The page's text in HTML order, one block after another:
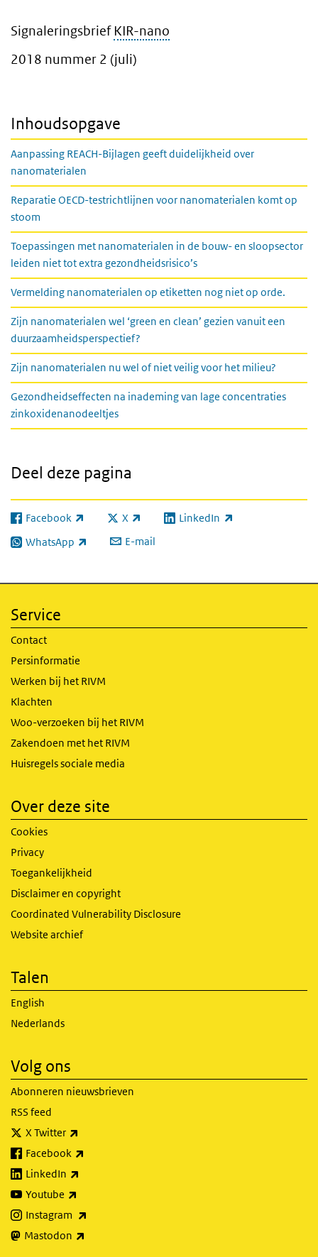
Signaleringsbrief KIR-nano
2018 nummer 2 (juli)
Inhoudsopgave
Aanpassing REACH-Bijlagen geeft duidelijkheid over
nanomaterialen
Reparatie OECD-testrichtlijnen voor nanomaterialen komt op
stoom
Toepassingen met nanomaterialen in de bouw- en sloopsector
leiden niet tot extra gezondheidsrisico’s
Vermelding nanomaterialen op etiketten nog niet op orde.
Zijn nanomaterialen wel ‘green en clean’ gezien vanuit een
duurzaamheidsperspectief?
Zijn nanomaterialen nu wel of niet veilig voor het milieu?
Gezondheidseffecten na inademing van lage concentraties
zinkoxidenanodeeltjes
Deel deze pagina
Facebook
(externe link) X
(externe link) LinkedIn
(externe link)
WhatsApp
(externe link) E-mail
Service
Contact
Persinformatie
Werken bij het RIVM
Klachten
Woo-verzoeken bij het RIVM
Zakendoen met het RIVM
Huisregels sociale media
Over deze site
Cookies
Privacy
Toegankelijkheid
Disclaimer en copyright
Coordinated Vulnerability Disclosure
Website archief
Talen
English
Nederlands
Volg ons
Abonneren nieuwsbrieven
RSS feed
X Twitter
Facebook
LinkedIn
Youtube
Instagram
Mastodon